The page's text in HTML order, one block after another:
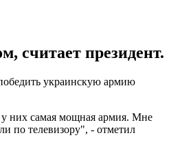
считает президент.
украинскую армию
у них самая мощная армия. Мне
по телевизору", - отметил